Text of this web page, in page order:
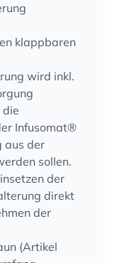
klappbaren
wird inkl.
die
Infusomat®
aus der
sollen.
der
direkt
der
(Artikel